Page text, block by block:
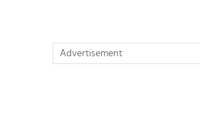
Advertisement